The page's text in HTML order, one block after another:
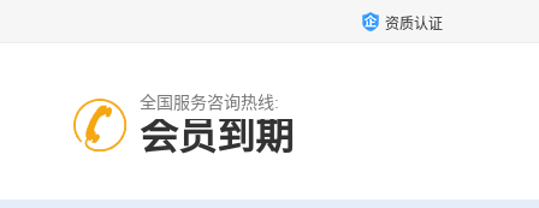
资质认证
全国服务咨询热线:
会员到期